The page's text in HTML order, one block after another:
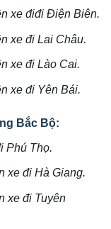
xe điđi Điện Biên.
xe đi Lai Châu.
xe đi Lào Cai.
xe đi Yên Bái.
Bắc Bộ:
Phú Thọ.
xe đi Hà Giang.
xe đi Tuyên